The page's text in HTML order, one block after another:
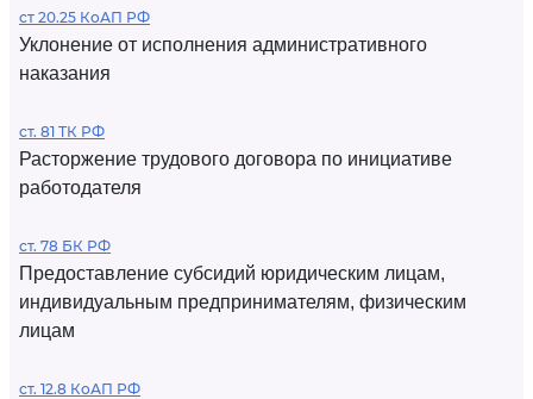
ст 20.25 КоАП РФ
Уклонение от исполнения административного
наказания
ст. 81 ТК РФ
Расторжение трудового договора по инициативе
работодателя
ст. 78 БК РФ
Предоставление субсидий юридическим лицам,
индивидуальным предпринимателям, физическим
лицам
ст. 12.8 КоАП РФ